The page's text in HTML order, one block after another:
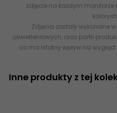
zdjęcie na każdym monitorze
Zdjęcia zostały wykonane
oświetleniowych, oraz partii
co ma istotny wpływ na
Inne produkty z tej